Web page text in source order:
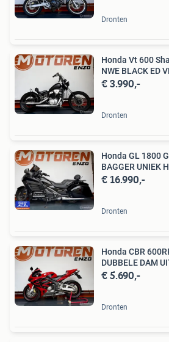
Dronten
Honda Vt 600
NWE BLACK ED
€ 3.990,-
Dronten
Honda GL 1800
BAGGER UNIEK
€ 16.990,-
Dronten
Honda CBR
DUBBELE DAM
€ 5.690,-
Dronten